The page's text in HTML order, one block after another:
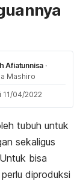
Afiatunnisa ·
Mashiro
11/04/2022
tubuh untuk
sekaligus
bisa
diproduksi